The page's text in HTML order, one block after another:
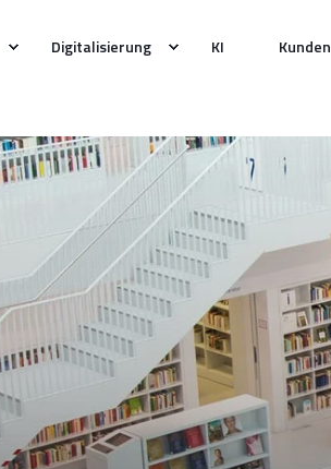
Digitalisierung KI Kunden